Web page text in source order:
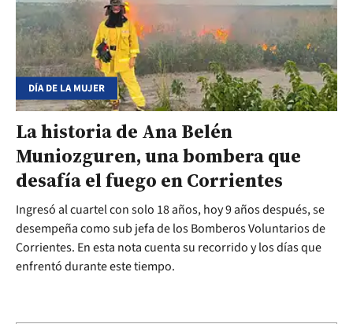
DÍA DE LA MUJER
La historia de Ana Belén
Muniozguren, una bombera que
desafía el fuego en Corrientes
Ingresó al cuartel con solo 18 años, hoy 9 años después, se
desempeña como sub jefa de los Bomberos Voluntarios de
Corrientes. En esta nota cuenta su recorrido y los días que
enfrentó durante este tiempo.